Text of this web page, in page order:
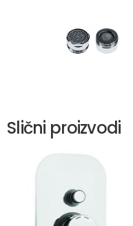
Slični proizvodi